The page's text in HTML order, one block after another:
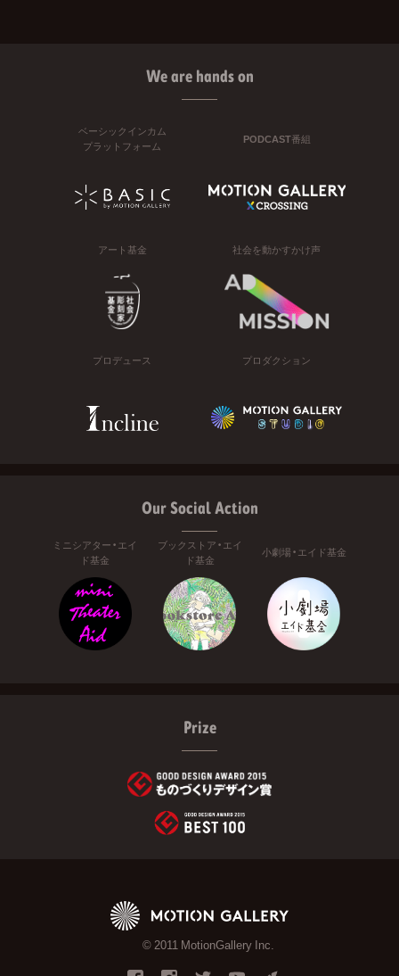
We are hands on
ベーシックインカム
プラットフォーム
PODCAST番組
アート基金 社会を動かすかけ声
プロデュース プロダクション
Our Social Action
ミニシアター・エイ
ド基金
ブックストア・エイ
ド基金
小劇場・エイド基金
Prize
© 2011 MotionGallery Inc.